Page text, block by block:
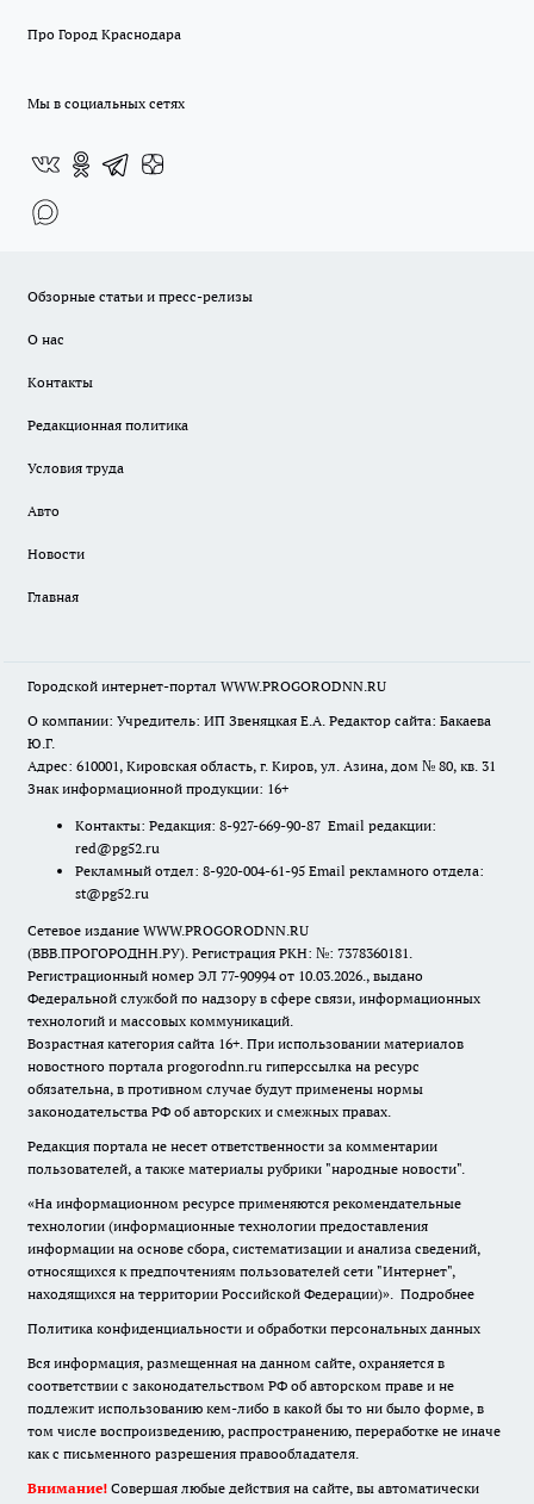
Про Город Краснодара
Мы в социальных сетях
Обзорные статьи и пресс-релизы
О нас
Контакты
Редакционная политика
Условия труда
Авто
Новости
Главная
Городской интернет-портал WWW.PROGORODNN.RU
О компании: Учредитель: ИП Звеняцкая Е.А. Редактор сайта: Бакаева
Ю.Г.
Адрес: 610001, Кировская область, г. Киров, ул. Азина, дом № 80, кв. 31
Знак информационной продукции: 16+
Контакты: Редакция: 8-927-669-90-87 Email редакции:
red@pg52.ru
Рекламный отдел: 8-920-004-61-95 Email рекламного отдела:
st@pg52.ru
Сетевое издание WWW.PROGORODNN.RU
(ВВВ.ПРОГОРОДНН.РУ). Регистрация РКН: №: 7378360181.
Регистрационный номер ЭЛ 77-90994 от 10.03.2026., выдано
Федеральной службой по надзору в сфере связи, информационных
технологий и массовых коммуникаций.
Возрастная категория сайта 16+. При использовании материалов
новостного портала progorodnn.ru гиперссылка на ресурс
обязательна, в противном случае будут применены нормы
законодательства РФ об авторских и смежных правах.
Редакция портала не несет ответственности за комментарии
пользователей, а также материалы рубрики "народные новости".
«На информационном ресурсе применяются рекомендательные
технологии (информационные технологии предоставления
информации на основе сбора, систематизации и анализа сведений,
относящихся к предпочтениям пользователей сети "Интернет",
находящихся на территории Российской Федерации)». Подробнее
Политика конфиденциальности и обработки персональных данных
Вся информация, размещенная на данном сайте, охраняется в
соответствии с законодательством РФ об авторском праве и не
подлежит использованию кем-либо в какой бы то ни было форме, в
том числе воспроизведению, распространению, переработке не иначе
как с письменного разрешения правообладателя.
Внимание! Совершая любые действия на сайте, вы автоматически